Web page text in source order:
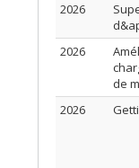
2026
2026
de
2026